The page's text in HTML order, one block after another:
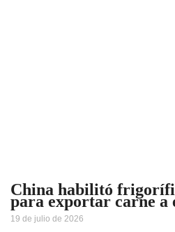
China habilitó
para exportar carne a
19 de julio de 2026